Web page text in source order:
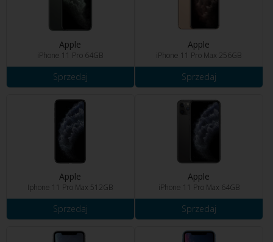
Apple
iPhone 11 Pro 64GB
Sprzedaj
Apple
iPhone 11 Pro Max 256GB
Sprzedaj
Apple
Iphone 11 Pro Max 512GB
Sprzedaj
Apple
iPhone 11 Pro Max 64GB
Sprzedaj